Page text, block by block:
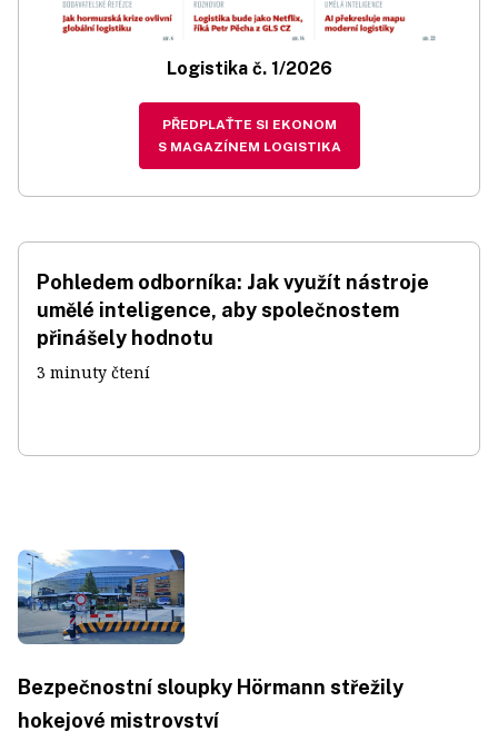
Logistika č. 1/2026
PŘEDPLAŤTE SI EKONOM
S MAGAZÍNEM LOGISTIKA
Pohledem odborníka: Jak využít nástroje
umělé inteligence, aby společnostem
přinášely hodnotu
3 minuty čtení
Bezpečnostní sloupky Hörmann střežily
hokejové mistrovství